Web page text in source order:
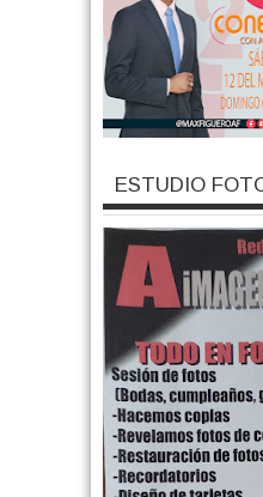
ESTUDIO